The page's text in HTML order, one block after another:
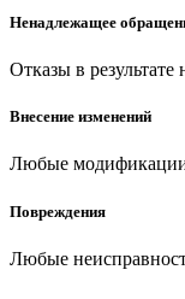
Ненадлежащее
Отказы в
Внесение изменений
Любые модификации
Повреждения
Любые